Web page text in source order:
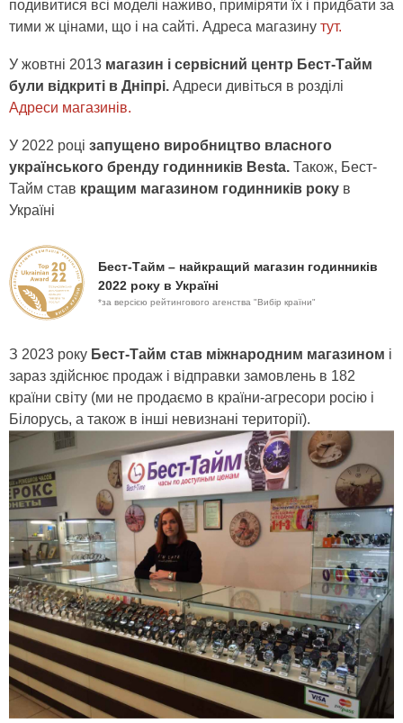
подивитися всі моделі наживо, приміряти їх і придбати за
тими ж цінами, що і на сайті. Адреса магазину тут.
У жовтні 2013 магазин і сервісний центр Бест-Тайм
були відкриті в Дніпрі. Адреси дивіться в розділі
Адреси магазинів.
У 2022 році запущено виробництво власного
українського бренду годинників Besta. Також, Бест-
Тайм став кращим магазином годинників року в
Україні
Бест-Тайм – найкращий магазин годинників
2022 року в Україні
*за версією рейтингового агенства "Вибір країни"
З 2023 року Бест-Тайм став міжнародним магазином і
зараз здійснює продаж і відправки замовлень в 182
країни світу (ми не продаємо в країни-агресори росію і
Білорусь, а також в інші невизнані території).